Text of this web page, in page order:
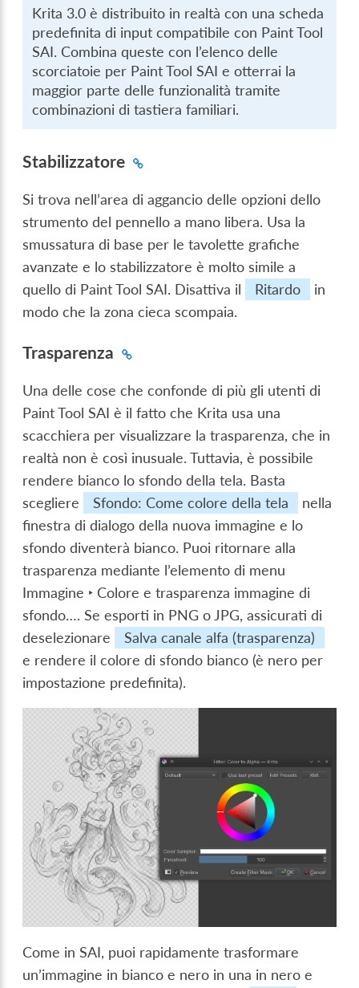
Krita 3.0 è distribuito in realtà con una scheda
predefinita di input compatibile con Paint Tool
SAI. Combina queste con l’elenco delle
scorciatoie per Paint Tool SAI e otterrai la
maggior parte delle funzionalità tramite
combinazioni di tastiera familiari.
Stabilizzatore
Si trova nell’area di aggancio delle opzioni dello
strumento del pennello a mano libera. Usa la
smussatura di base per le tavolette grafiche
avanzate e lo stabilizzatore è molto simile a
quello di Paint Tool SAI. Disattiva il
Ritardo
in
modo che la zona cieca scompaia.
Trasparenza
Una delle cose che confonde di più gli utenti di
Paint Tool SAI è il fatto che Krita usa una
scacchiera per visualizzare la trasparenza, che in
realtà non è così inusuale. Tuttavia, è possibile
rendere bianco lo sfondo della tela. Basta
scegliere
Sfondo: Come colore della tela
nella
finestra di dialogo della nuova immagine e lo
sfondo diventerà bianco. Puoi ritornare alla
trasparenza mediante l’elemento di menu
Immagine ‣ Colore e trasparenza immagine di
sfondo…. Se esporti in PNG o JPG, assicurati di
deselezionare
Salva canale alfa (trasparenza)
e rendere il colore di sfondo bianco (è nero per
impostazione predefinita).
Come in SAI, puoi rapidamente trasformare
un’immagine in bianco e nero in una in nero e